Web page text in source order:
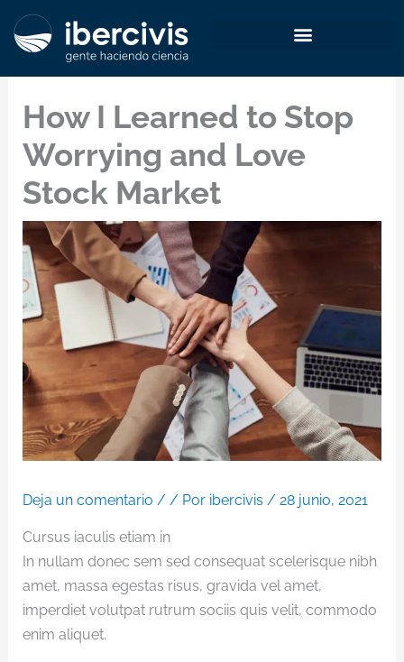
How I Learned to Stop
Worrying and Love
Stock Market
Deja un comentario / / Por ibercivis / 28 junio, 2021
Cursus iaculis etiam in
In nullam donec sem sed consequat scelerisque nibh
amet, massa egestas risus, gravida vel amet,
imperdiet volutpat rutrum sociis quis velit, commodo
enim aliquet.